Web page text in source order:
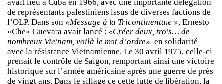
avait lieu à Cuba en 1966, avec une importante délégation
de représentants palestiniens issus de diverses factions de
l’OLP. Dans son «Message à la Tricontinentale », Ernesto
«Che» Guevara avait lancé : «Créer deux, trois… de
nombreux Vietnam, voilà le mot d’ordre» en solidarité
avec la résistance Vietnamienne. Le 30 avril 1975, celle-ci
prenait le contrôle de Saigon, remportant ainsi une victoire
historique sur l’armée américaine après une guerre de près
de vingt ans. Dans le sillage de cette lutte de libération, la